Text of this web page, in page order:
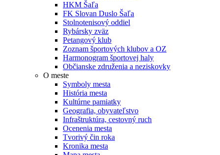
HKM Šaľa
FK Slovan Duslo Šaľa
Stolnotenisový oddiel
Rybársky zväz
Petangový klub
Zoznam športových klubov a OZ
Harmonogram športovej haly
Občianske združenia a neziskovky
O meste
Symboly mesta
História mesta
Kultúrne pamiatky
Geografia, obyvateľstvo
Infraštruktúra, cestovný ruch
Ocenenia mesta
Tvorivý čin roka
Kronika mesta